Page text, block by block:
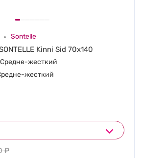
Sontelle
Kinni Sid 70х140
Средне-жесткий
жесткий
₽